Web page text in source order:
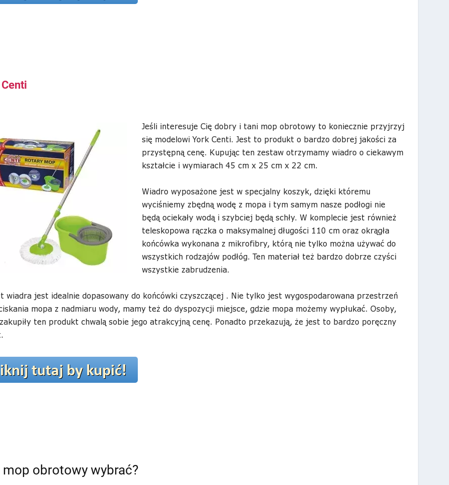
Jeśli interesuje Ciędobry i tani mop obrotowy to koniecznie przyjrzyj
się modelowi York Centi. Jest to produkt o bardzo dobrej jakości za
przystępną cenę. Kupując ten zestaw otrzymamy wiadro o ciekawym
kształcie i wymiarach 45 cm x 25 cm x 22 cm.
Wiadro wyposażone jest w specjalny koszyk, dzięki któremu
wyciśniemy zbędną wodę z mopa i tym samym nasze podłogi nie
będą ociekały wodą i szybciej będą schły. W komplecie jest również
teleskopowa rączka o maksymalnej długości 110 cm oraz okrągła
końcówka wykonana z mikrofibry, którą nie tylko można używać do
wszystkich rodzajów podłóg. Ten materiał też bardzo dobrze czyści
wszystkie zabrudzenia.
wiadra jest idealnie dopasowany do końcówki czyszczącej . Nie tylko jest wygospodarowana przestrzeń
mopa z nadmiaru wody, mamy też do dyspozycji miejsce, gdzie mopa możemy wypłukać. Osoby,
ten produkt chwalą sobie jego atrakcyjną cenę. Ponadto przekazują, że jest to bardzo poręczny
mop obrotowy wybrać?